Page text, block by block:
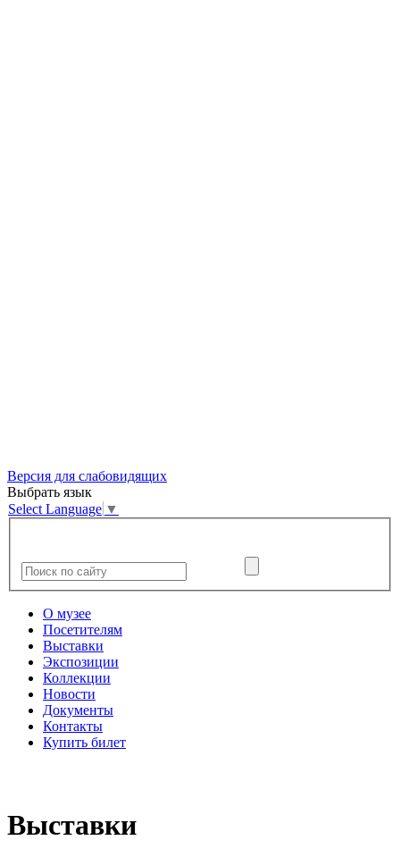
Версия для слабовидящих
Выбрать язык
Select Language ▼
О музее
Посетителям
Выставки
Экспозиции
Коллекции
Новости
Документы
Контакты
Купить билет
Выставки